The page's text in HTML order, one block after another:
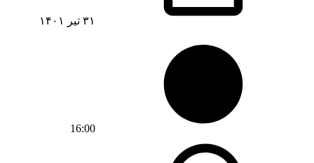
۳۱ تیر ۱۴۰۱
16:00